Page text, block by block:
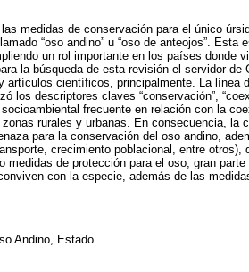
medidas de conservación para el único
“oso andino” u “oso de anteojos”. Esta
un rol importante en los países donde
la búsqueda de esta revisión el servidor de
artículos científicos, principalmente. La línea
los descriptores claves “conservación”,
frecuente en relación con la
rurales y urbanas. En consecuencia, la
para la conservación del oso andino,
crecimiento poblacional, entre otros),
de protección para el oso; gran parte
con la especie, además de las
Andino, Estado